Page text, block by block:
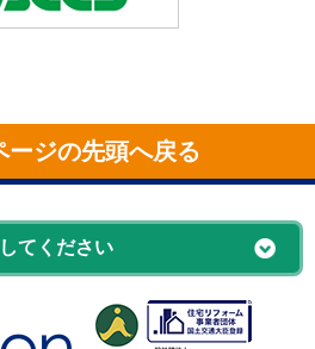
ージの先頭へ戻る